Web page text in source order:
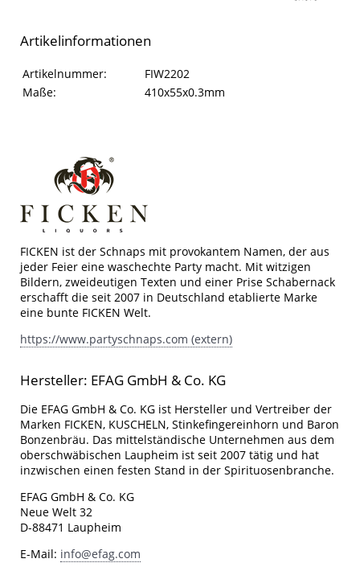
Artikelinformationen
Artikelinformationen
Eigenschaft Wert
Artikelnummer:
FIW2202
Maße:
410x55x0.3mm
FICKEN ist der Schnaps mit provokantem Namen, der aus
jeder Feier eine waschechte Party macht. Mit witzigen
Bildern, zweideutigen Texten und einer Prise Schabernack
erschafft die seit 2007 in Deutschland etablierte Marke
eine bunte FICKEN Welt.
https://www.partyschnaps.com (extern)
Hersteller: EFAG GmbH & Co. KG
Die EFAG GmbH & Co. KG ist Hersteller und Vertreiber der
Marken FICKEN, KUSCHELN, Stinkefingereinhorn und Baron
Bonzenbräu. Das mittelständische Unternehmen aus dem
oberschwäbischen Laupheim ist seit 2007 tätig und hat
inzwischen einen festen Stand in der Spirituosenbranche.
EFAG GmbH & Co. KG
Neue Welt 32
D-88471 Laupheim
E-Mail: info@efag.com